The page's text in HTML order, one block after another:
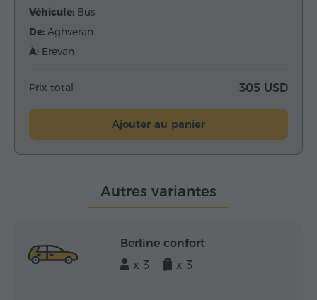
Véhicule: Bus
De: Aghveran
À: Erevan
Prix total 305 USD
Ajouter au panier
Autres variantes
Berline confort
x 3
x 3